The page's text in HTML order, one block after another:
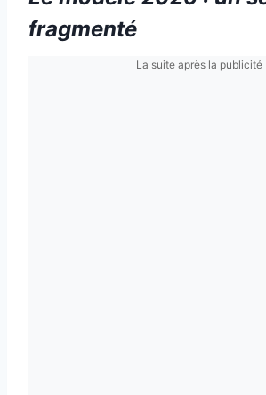
fragmenté
La suite après la publicité